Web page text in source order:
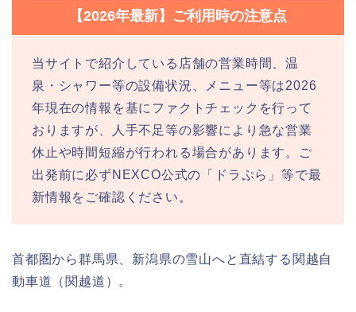
【2026年最新】ご利用時の注意点
当サイトで紹介している店舗の営業時間、温
泉・シャワー等の設備状況、メニュー等は2026
年現在の情報を基にファクトチェックを行って
おりますが、人手不足等の影響により急な営業
休止や時間短縮が行われる場合があります。ご
出発前に必ずNEXCO公式の「ドラぷら」等で最
新情報をご確認ください。
首都圏から群馬県、新潟県の雪山へと直結する関越自
動車道（関越道）。